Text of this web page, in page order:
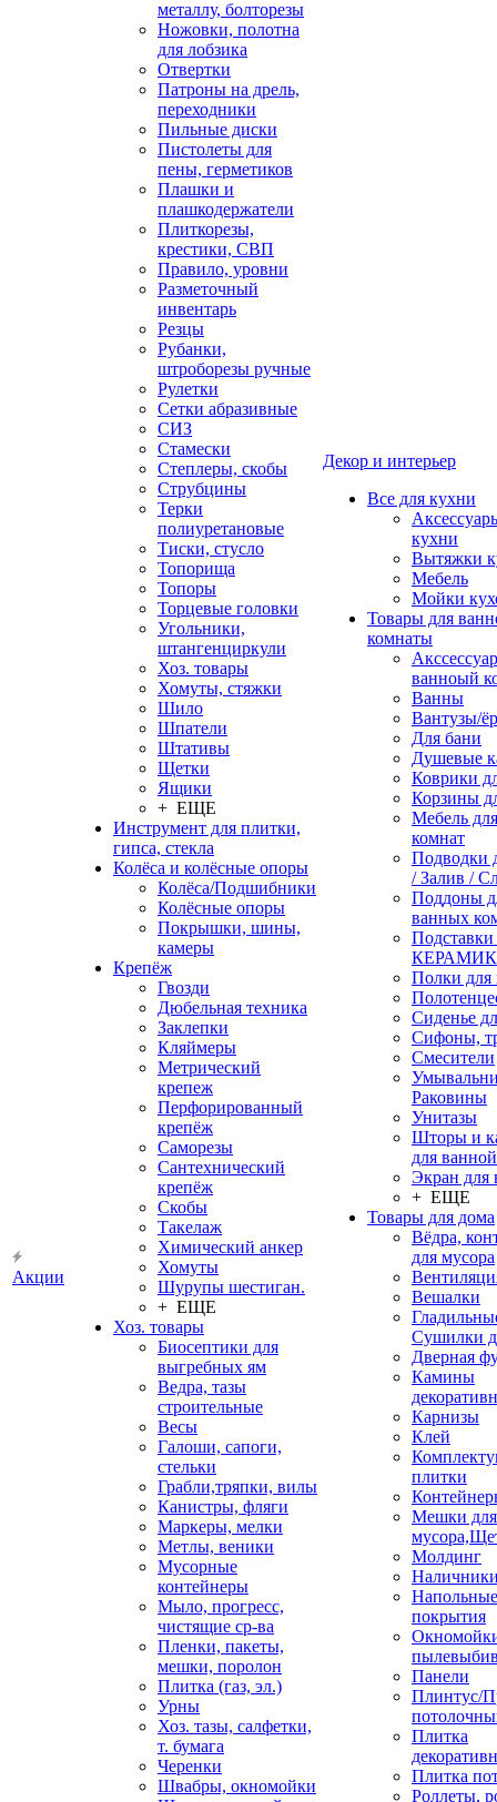
Акции
металлу, болторезы
Ножовки, полотна
для лобзика
Отвертки
Патроны на дрель,
переходники
Пильные диски
Пистолеты для
пены, герметиков
Плашки и
плашкодержатели
Плиткорезы,
крестики, СВП
Правило, уровни
Разметочный
инвентарь
Резцы
Рубанки,
штроборезы ручные
Рулетки
Сетки абразивные
СИЗ
Стамески
Степлеры, скобы
Струбцины
Терки
полиуретановые
Тиски, стусло
Топорища
Топоры
Торцевые головки
Угольники,
штангенциркули
Хоз. товары
Хомуты, стяжки
Шило
Шпатели
Штативы
Щетки
Ящики
+ ЕЩЕ
Инструмент для плитки,
гипса, стекла
Колёса и колёсные опоры
Колёса/Подшибники
Колёсные опоры
Покрышки, шины,
камеры
Крепёж
Гвозди
Дюбельная техника
Заклепки
Кляймеры
Метрический
крепеж
Перфорированный
крепёж
Саморезы
Сантехнический
крепёж
Скобы
Такелаж
Химический анкер
Хомуты
Шурупы шестиган.
+ ЕЩЕ
Хоз. товары
Биосептики для
выгребных ям
Ведра, тазы
строительные
Весы
Галоши, сапоги,
стельки
Грабли,тряпки, вилы
Канистры, фляги
Маркеры, мелки
Метлы, веники
Мусорные
контейнеры
Мыло, прогресс,
чистящие ср-ва
Пленки, пакеты,
мешки, поролон
Плитка (газ, эл.)
Урны
Хоз. тазы, салфетки,
т. бумага
Черенки
Швабры, окномойки
Декор и интерьер
Все для кухни
кухни
Вытяжки
Мебель
Мойки
Товары для
комнаты
ванноый
Ванны
Вантузы/
Для бани
Душевые
Коврики
Корзины
Мебель
комнат
Подводки
/ Залив /
Поддоны
ванных
Полки для
Сиденье
Сифоны,
Смесители
Раковины
Унитазы
Шторы и
для ванной
Экран для
+ ЕЩЕ
Товары для дома
Вёдра,
для мусора
Вешалки
Сушилки
Дверная
Камины
Карнизы
Клей
плитки
Мешки для
Молдинг
Напольные
покрытия
Панели
Плинтус/
Плитка
Плитка
Роллеты,